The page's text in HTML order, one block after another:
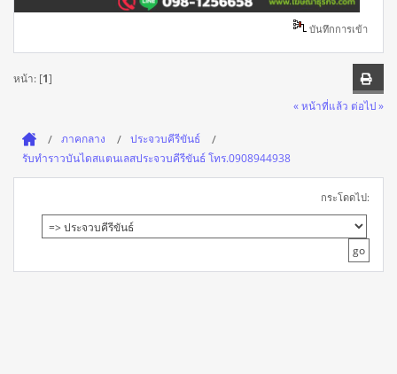
บันทึกการเข้า
หน้า: [1]
« หน้าที่แล้ว ต่อไป »
ภาคกลาง
ประจวบคีรีขันธ์
รับทำราวบันไดสแตนเลสประจวบคีรีขันธ์ โทร.0908944938
กระโดดไป: